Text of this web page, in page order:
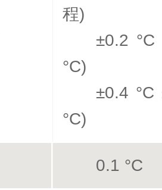
程)
±0.2
°C)
±0.4
°C)
0.1 °C